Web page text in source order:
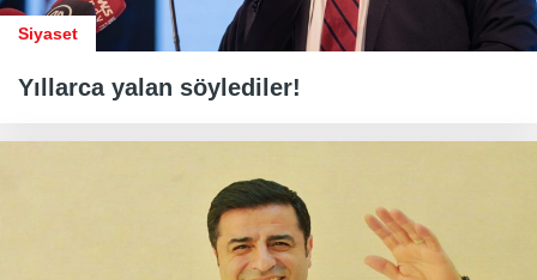
Siyaset
Yıllarca yalan söylediler!